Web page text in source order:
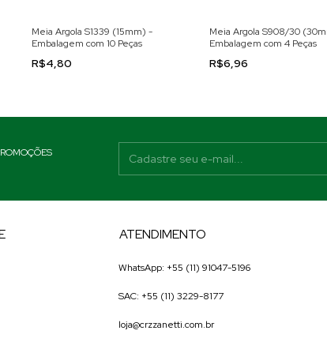
Meia Argola S1339 (15mm) -
Embalagem com 10 Peças
R$4,80
Meia Argola S908/30
Embalagem com 4 Peças
R$6,96
ATENDIMENTO
WhatsApp: +55 (11) 91047-5196
SAC: +55 (11) 3229-8177
loja@crzzanetti.com.br